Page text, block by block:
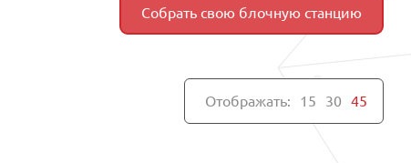
Собрать свою блочную станцию
Отображать: 15 30 45